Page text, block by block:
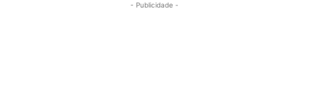
- Publicidade -